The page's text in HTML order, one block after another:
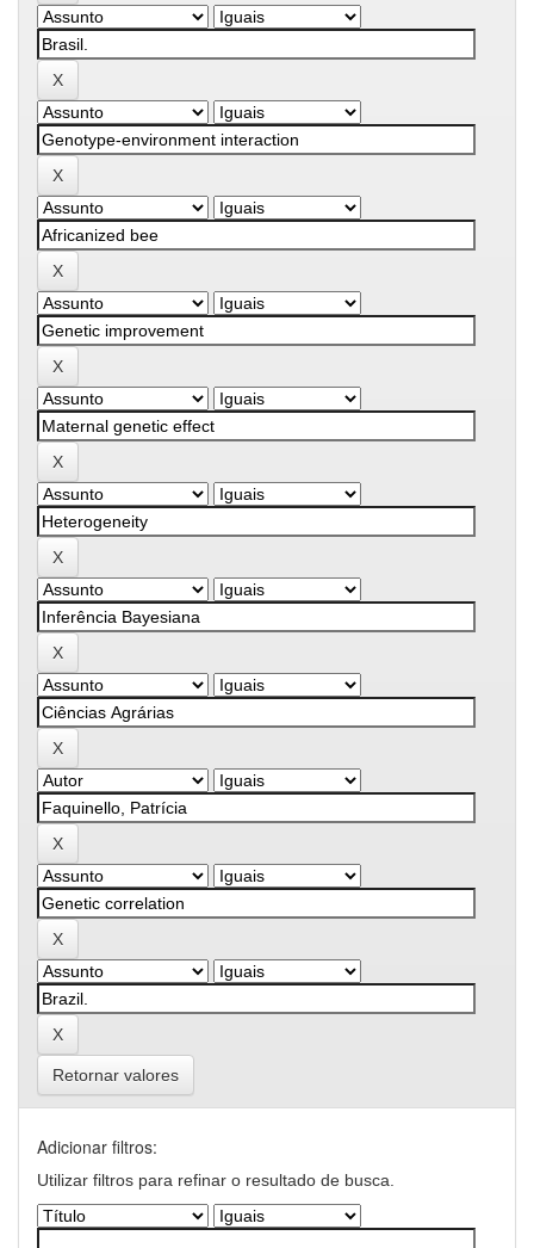
Retornar valores
Adicionar filtros:
Utilizar filtros para refinar o resultado de busca.